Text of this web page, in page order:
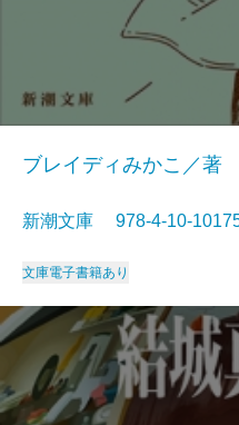
ブレイディみかこ／著
新潮文庫 978-4-10-
文庫電子書籍あり